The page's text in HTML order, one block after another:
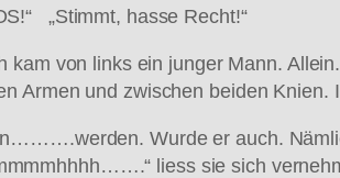
„Stimmt, hasse Recht!“
kam von links ein junger Mann.
Armen und zwischen beiden
Wurde er auch.
liess sie sich